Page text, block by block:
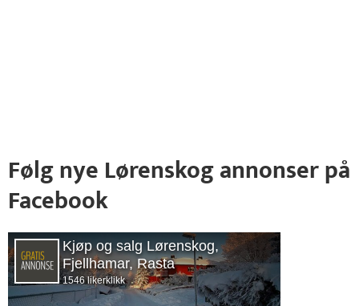
Følg nye Lørenskog annonser på
Facebook
Kjøp og salg Lørenskog,
Fjellhamar, Rasta
1546 likerklikk